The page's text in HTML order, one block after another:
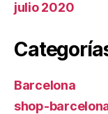
julio 2020
Barcelona
shop-